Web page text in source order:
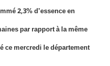
2,3% d’essence en
par rapport à la même
ce mercredi le département